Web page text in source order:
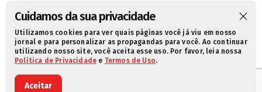
Cuidamos da sua privacidade
Utilizamos cookies para ver quais páginas você já viu em nosso
jornal e para personalizar as propagandas para você. Ao continuar
utilizando nosso site, você aceita esse uso. Por favor, leia nossa
Política de Privacidade e Termos de Uso.
Aceitar
SOBRE NÓSCONTATOPOLÍTICA DE PRIVACIDADE
TERMOS DE USO
© 2021 Diário da Redação. Todos os direitos reservados.